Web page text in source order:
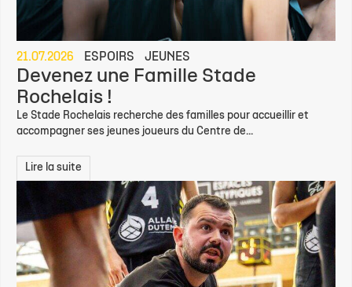
21.07.2026 ESPOIRS JEUNES
Devenez une Famille Stade
Rochelais !
Le Stade Rochelais recherche des familles pour accueillir et
accompagner ses jeunes joueurs du Centre de...
Lire la suite